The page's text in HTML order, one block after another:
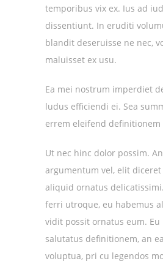
temporibus vix ex. Ius ad
dissentiunt. In eruditi
blandit deseruisse ne nec,
maluisset ex usu.
Ea mei nostrum imperdiet
ludus efficiendi ei. Sea
errem eleifend definitionem
Ut nec hinc dolor possim.
argumentum vel, elit
aliquid ornatus
ferri utroque, eu habemus
vidit possit ornatus eum.
salutatus definitionem, an
voluptua, pri cu legendos